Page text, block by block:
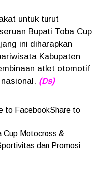
untuk turut
Bupati Toba Cup
ini diharapkan
Kabupaten
atlet otomotif
(Ds)
to FacebookShare to
Cup Motocross &
dan Promosi